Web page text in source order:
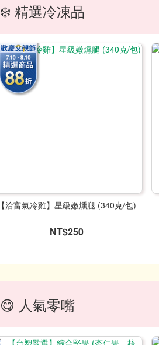
❄️ 精選冷凍品
【洽富氣冷雞】星級嫩燻腿 (340克/包)
NT$250
😋 人氣零嘴